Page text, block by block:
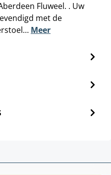
Fluweel. . Uw
met de
Meer